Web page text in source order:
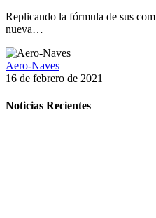
Replicando la fórmula de sus
nueva…
Aero-Naves
16 de febrero de 2021
Noticias Recientes